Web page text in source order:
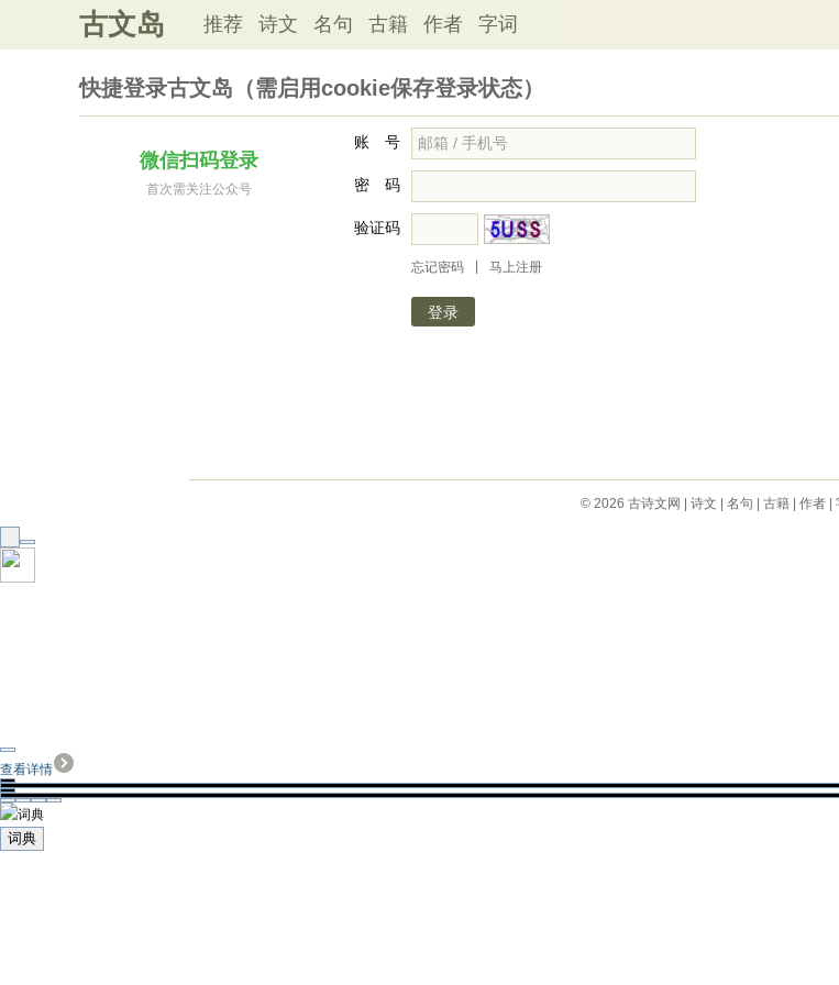
古文岛 推荐 诗文 名句 古籍 作者 字词
快捷登录古文岛（需启用cookie保存登录状态）
微信扫码登录
首次需关注公众号
账 号
密 码
验证码
忘记密码 马上注册
© 2026 古诗文网 诗文 名句 古籍| 作者|
查看详情
词典